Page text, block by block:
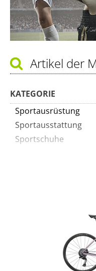
Artikel der
KATEGORIE
Sportausrüstung
Sportausstattung
Sportschuhe